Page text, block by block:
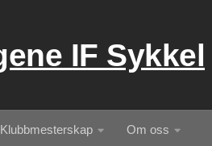
Klubbmesterskap Om oss